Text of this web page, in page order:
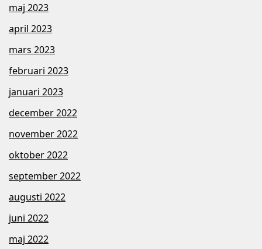
maj 2023
april 2023
mars 2023
februari 2023
januari 2023
december 2022
november 2022
oktober 2022
september 2022
augusti 2022
juni 2022
maj 2022